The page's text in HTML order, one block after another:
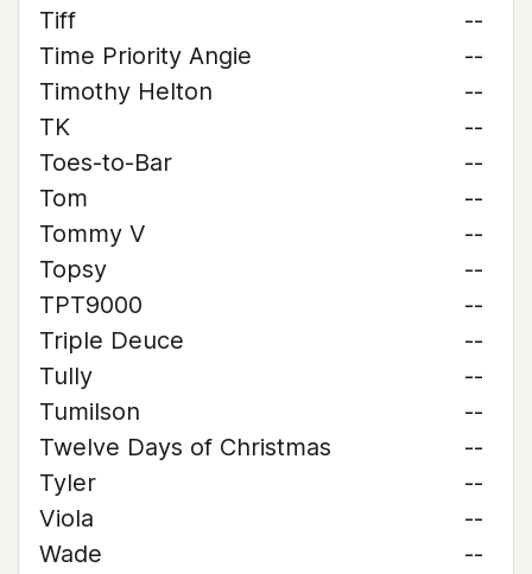
Tiff
--
Time Priority Angie
--
Timothy Helton
--
TK
--
Toes-to-Bar
--
Tom
--
Tommy V
--
Topsy
--
TPT9000
--
Triple Deuce
--
Tully
--
Tumilson
--
Twelve Days of Christmas
--
Tyler
--
Viola
--
Wade
--